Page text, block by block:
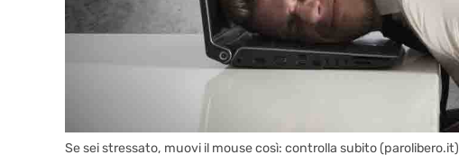
Se sei stressato, muovi il mouse così: controlla subito (parolibero.it)